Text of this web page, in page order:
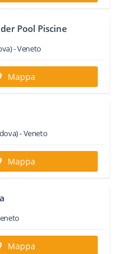
Pool Piscine
-Veneto
Mappa
-Veneto
Mappa
Mappa